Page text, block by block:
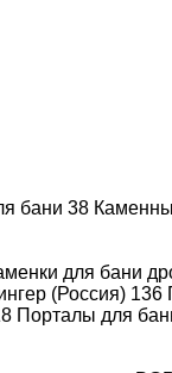
бани 38
для бани
(Россия) 136
Порталы для